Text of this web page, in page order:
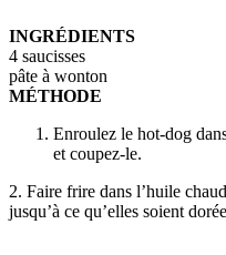
INGRÉDIENTS
4 saucisses
pâte à wonton
MÉTHODE
Enroulez le hot-dog
et coupez-le.
2. Faire frire dans l’huile
jusqu’à ce qu’elles soient